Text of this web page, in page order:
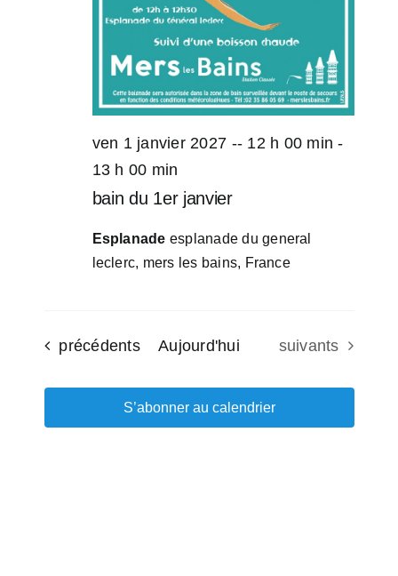
ven 1 janvier 2027 -- 12 h 00 min -
13 h 00 min
bain du 1er janvier
Esplanade esplanade du general
leclerc, mers les bains, France
Évènements
précédents Aujourd'hui Évènements
suivants
S’abonner au calendrier